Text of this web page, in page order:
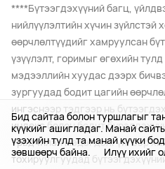
Бид сайтаа болон туршлагыг
күүкийг ашигладаг. Манай
үзэхийн тулд та манай күүки
зөвшөөрч байна.
Илүү ихийг
****Бүтээгдэхүүний багц,
нийлүүлэлтийн хүчин зүйлстэй
өөрчлөлтүүдийг хамруулсан
үзүүлэлт, горимыг өгөхийн
мэдээллийн хуудас дээрх
зургуудад бодит цагийн
ингэснээр тэдгээр нь
индекс болон бодит
Урьдчилан мэдэгдэлгүйгээр
тохируулгуудад